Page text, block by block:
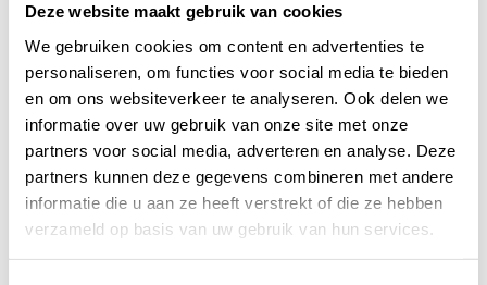
Deze website maakt gebruik van cookies
We gebruiken cookies om content en advertenties te
personaliseren, om functies voor social media te bieden
en om ons websiteverkeer te analyseren. Ook delen we
informatie over uw gebruik van onze site met onze
partners voor social media, adverteren en analyse. Deze
partners kunnen deze gegevens combineren met andere
informatie die u aan ze heeft verstrekt of die ze hebben
verzameld op basis van uw gebruik van hun services.
Pagina1van 1
aanbieding aktie Amsterdam art art4
ART5 artslot artsloten cycloon
Diefstal duurzaam goedkoop kettingslot
keurmerk Kryptonite lps lps2001
motorslot scooterslot Sinterklaas slot
Sloten Solido Chain Tno Vloeranker